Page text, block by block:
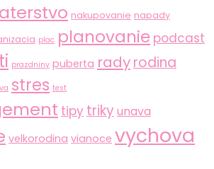
nakupovanie napady
plac planovanie podcast
prazdniny puberta radyrodina
stres test
tipy triky unava
velkorodina vianoce vychova